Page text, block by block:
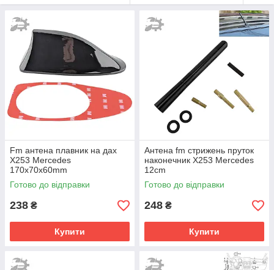
Fm антена плавник на дах
X253 Mercedes
170х70х60mm
Готово до відправки
238 ₴
Купити
Антена fm стрижень пруток
наконечник X253 Mercedes
12cm
Готово до відправки
248 ₴
Купити